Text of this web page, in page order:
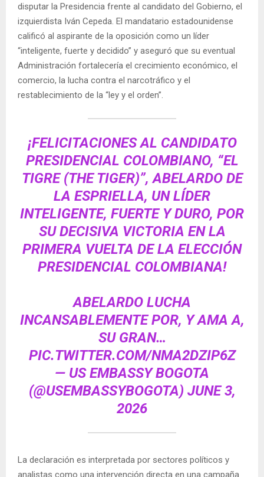
disputar la Presidencia frente al candidato del Gobierno, el
izquierdista Iván Cepeda. El mandatario estadounidense
calificó al aspirante de la oposición como un líder
“inteligente, fuerte y decidido” y aseguró que su eventual
Administración fortalecería el crecimiento económico, el
comercio, la lucha contra el narcotráfico y el
restablecimiento de la “ley y el orden”.
¡FELICITACIONES AL CANDIDATO
PRESIDENCIAL COLOMBIANO, “EL
TIGRE (THE TIGER)”, ABELARDO DE
LA ESPRIELLA, UN LÍDER
INTELIGENTE, FUERTE Y DURO, POR
SU DECISIVA VICTORIA EN LA
PRIMERA VUELTA DE LA ELECCIÓN
PRESIDENCIAL COLOMBIANA!
ABELARDO LUCHA
INCANSABLEMENTE POR, Y AMA A,
SU GRAN…
PIC.TWITTER.COM/NMA2DZIP6Z
— US EMBASSY BOGOTA
(@USEMBASSYBOGOTA) JUNE 3,
2026
La declaración es interpretada por sectores políticos y
analistas como una intervención directa en una campaña